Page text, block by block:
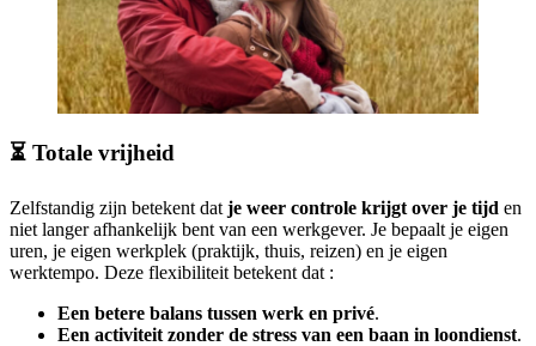
⏳ Totale vrijheid
Zelfstandig zijn betekent dat je weer controle krijgt over je tijd en
niet langer afhankelijk bent van een werkgever. Je bepaalt je eigen
uren, je eigen werkplek (praktijk, thuis, reizen) en je eigen
werktempo. Deze flexibiliteit betekent dat :
Een betere balans tussen werk en privé.
Een activiteit zonder de stress van een baan in loondienst.